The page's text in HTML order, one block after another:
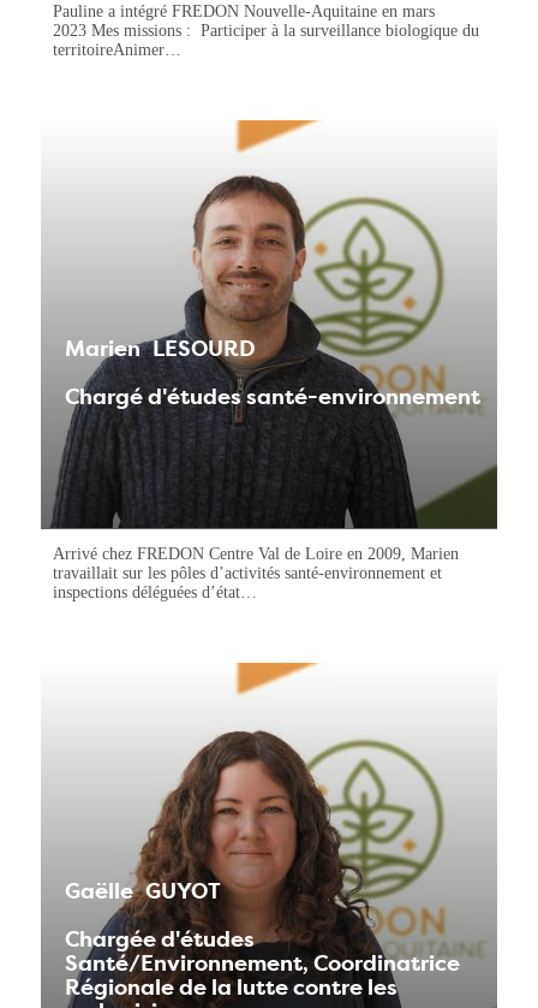
Pauline a intégré FREDON Nouvelle-Aquitaine en mars
2023 Mes missions : Participer à la surveillance biologique du
territoireAnimer…
Marien LESOURD
Chargé d'études santé-environnement
Arrivé chez FREDON Centre Val de Loire en 2009, Marien
travaillait sur les pôles d’activités santé-environnement et
inspections déléguées d’état…
Gaëlle GUYOT
Chargée d'études
Santé/Environnement, Coordinatrice
Régionale de la lutte contre les